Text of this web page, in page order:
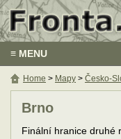
≡ MENU
Brno
Finální hranice druhé
Home > Mapy > Česko-